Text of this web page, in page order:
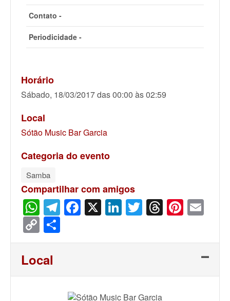
Contato -
Periodicidade -
Horário
Sábado, 18/03/2017 das 00:00 às 02:59
Local
Sótão Music Bar Garcia
Categoria do evento
Samba
Compartilhar com amigos
WhatsApp
Telegram
Facebook
X LinkedIn
Twitter
Threads
Copy
Link
Local